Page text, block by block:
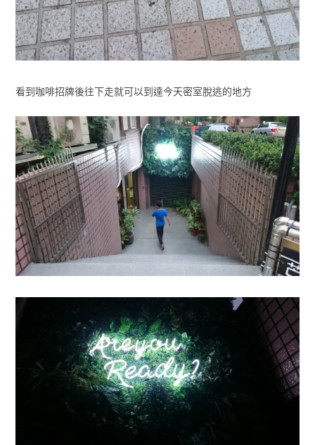
看到咖啡招牌後往下走就可以到達今天密室脫逃的地方